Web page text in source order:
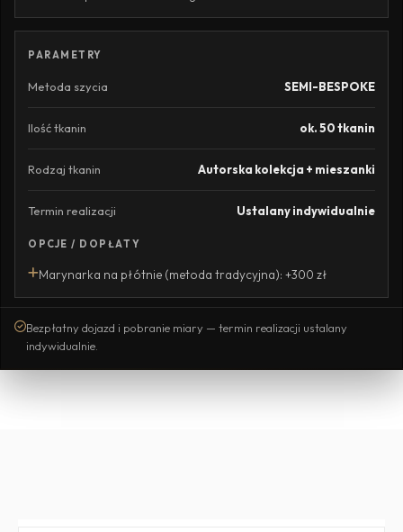
PARAMETRY
Metoda szycia SEMI-BESPOKE
Ilość tkanin ok. 50 tkanin
Rodzaj tkanin Autorska kolekcja + mieszanki
Termin realizacji Ustalany indywidualnie
OPCJE / DOPŁATY
Marynarka na płótnie (metoda tradycyjna): +300 zł
Bezpłatny dojazd i pobranie miary — termin realizacji ustalany
indywidualnie.